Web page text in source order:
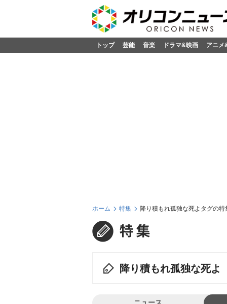
トップ 芸能 音楽 ドラマ&映画 アニメ
ホーム 特集 降り積もれ孤独な死よタグの特
降り積もれ孤独な死よ